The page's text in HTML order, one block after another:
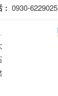
0930-6229025